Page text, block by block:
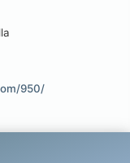
950/